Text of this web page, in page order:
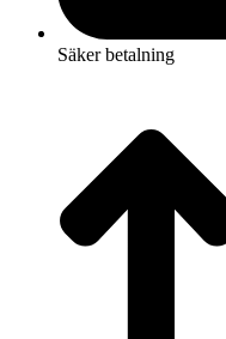
Säker betalning